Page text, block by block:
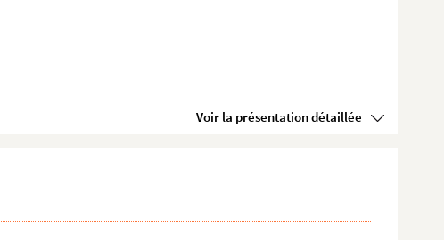
Voir la présentation détaillée